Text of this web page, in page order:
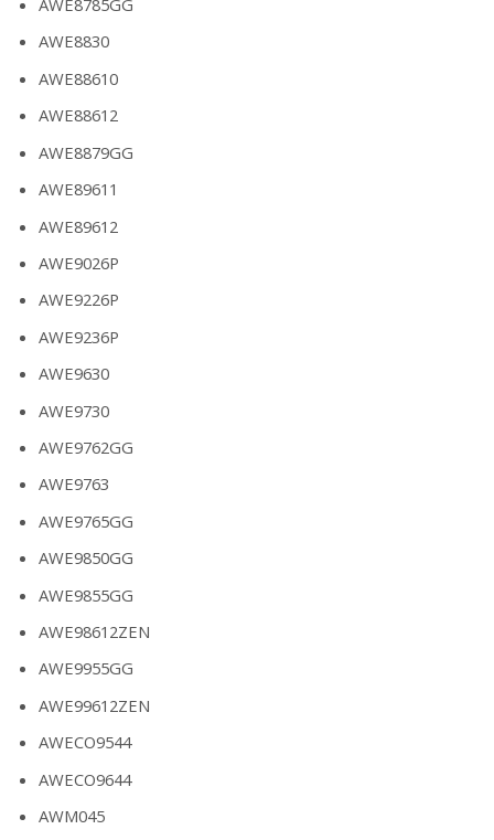
AWE8785GG
AWE8830
AWE88610
AWE88612
AWE8879GG
AWE89611
AWE89612
AWE9026P
AWE9226P
AWE9236P
AWE9630
AWE9730
AWE9762GG
AWE9763
AWE9765GG
AWE9850GG
AWE9855GG
AWE98612ZEN
AWE9955GG
AWE99612ZEN
AWECO9544
AWECO9644
AWM045